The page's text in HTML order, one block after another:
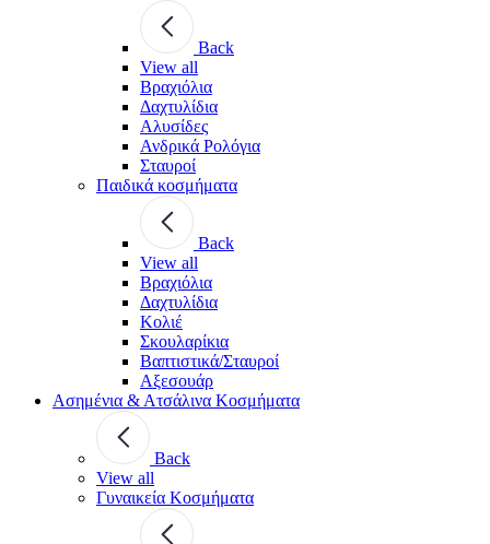
Back
View all
Βραχιόλια
Δαχτυλίδια
Αλυσίδες
Ανδρικά Ρολόγια
Σταυροί
Παιδικά κοσμήματα
Back
View all
Βραχιόλια
Δαχτυλίδια
Κολιέ
Σκουλαρίκια
Βαπτιστικά/Σταυροί
Αξεσουάρ
Ασημένια & Ατσάλινα Κοσμήματα
Back
View all
Γυναικεία Κοσμήματα